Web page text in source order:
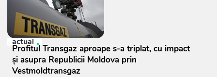
actual
Profitul Transgaz aproape s-a triplat, cu impact
și asupra Republicii Moldova prin
Vestmoldtransgaz